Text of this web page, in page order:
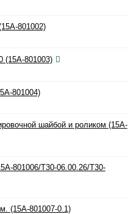
801002)
(15A-801003)
801004)
шайбой и роликом (15A-
801006/T30-06.00.26/T30-
(15A-801007-0.1)